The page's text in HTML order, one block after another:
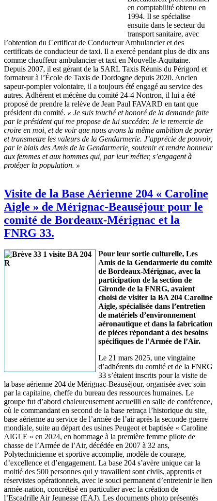
en comptabilité obtenu en
1994. Il se spécialise
ensuite dans le secteur du
transport sanitaire, avec
l’obtention du Certificat de Conducteur Ambulancier et des
certificats de conducteur de taxi. Il a exercé pendant plus de dix ans
comme chauffeur ambulancier et taxi en Nouvelle-Aquitaine.
Depuis 2007, il est gérant de la SARL Taxis Réunis du Périgord et
formateur à l’École de Taxis de Dordogne depuis 2020. Ancien
sapeur-pompier volontaire, il a toujours été engagé au service des
autres. Adhérent et mécène du comité 24-4 Nontron, il lui a été
proposé de prendre la relève de Jean Paul FAVARD en tant que
président du comité. « Je suis touché et honoré de la demande faite
par le président qui me propose de lui succéder. Je le remercie de
croire en moi, et de voir que nous avons la même ambition de porter
et transmettre les valeurs de la Gendarmerie. J’apprécie de pouvoir,
par le biais des Amis de la Gendarmerie, soutenir et rendre honneur
aux femmes et aux hommes qui, par leur métier, s’engagent à
protéger la population. »
Visite de la Base Aérienne 204 « Caroline
Aigle » de Mérignac-Beauséjour pour le
comité de Bordeaux-Mérignac et la
FNRG 33.
Pour leur sortie culturelle, Les
Amis de la Gendarmerie du comité
de Bordeaux-Mérignac, avec la
participation de la section de
Gironde de la FNRG, avaient
choisi de visiter la BA 204 Caroline
Aigle, spécialisée dans l’entretien
de matériels d’environnement
aéronautique et dans la fabrication
de pièces répondant à des besoins
spécifiques de l’Armée de l’Air.
Le 21 mars 2025, une vingtaine
d’adhérents du comité et de la FNRG
33 s’étaient inscrits pour la visite de
la base aérienne 204 de Mérignac-Beauséjour, organisée avec soin
par la capitaine, cheffe du bureau des ressources humaines. Le
groupe fut d’abord chaleureusement accueilli en salle de conférence,
où le commandant en second de la base retraça l’historique du site,
base aérienne au service de l’armée de l’air après la seconde guerre
mondiale, suite au départ des usines Peugeot et baptisée « Caroline
AIGLE » en 2024, en hommage à la première femme pilote de
chasse de l’Armée de l’Air, décédée en 2007 à 32 ans,
Polytechnicienne et sportive accomplie, modèle de courage,
d’excellence et d’engagement. La base 204 s’avère unique car la
moitié des 500 personnes qui y travaillent sont civils, apprentis et
réservistes opérationnels, avec le souci permanent d’entretenir le lien
armée-nation, concrétisé en particulier avec la création de
l’Escadrille Air Jeunesse (EAJ). Les documents photo présentés